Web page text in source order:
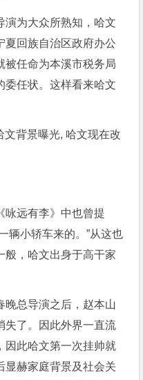
演为大众所熟知，哈文
夏回族自治区政府办公
被任命为本溪市税务局
委任状。这样看来哈文
咏远有李》中也曾提
辆小轿车来的。”从这也
般，哈文出身于高干家
晚总导演之后，赵本山
失了。因此外界一直流
因此哈文第一次挂帅就
显赫家庭背景及社会关